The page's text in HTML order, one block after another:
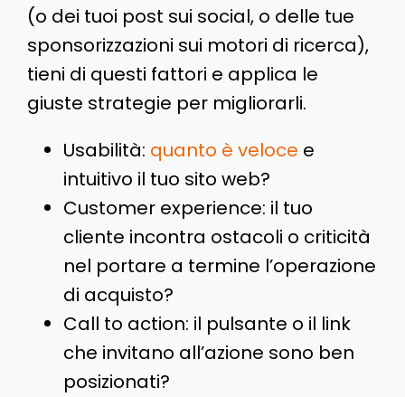
(o dei tuoi post sui social, o delle tue
sponsorizzazioni sui motori di ricerca),
tieni di questi fattori e applica le
giuste strategie per migliorarli.
Usabilità: quanto è veloce e
intuitivo il tuo sito web?
Customer experience: il tuo
cliente incontra ostacoli o criticità
nel portare a termine l’operazione
di acquisto?
Call to action: il pulsante o il link
che invitano all’azione sono ben
posizionati?